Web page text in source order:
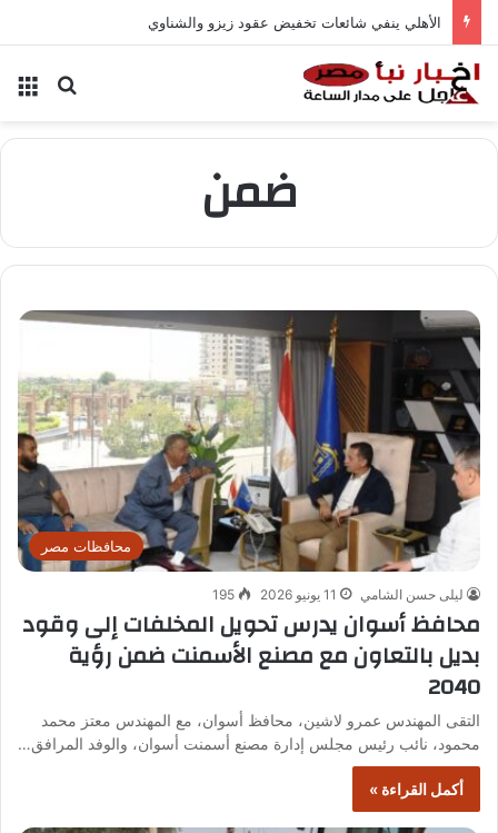
الأهلي ينفي شائعات تخفيض عقود زيزو والشناوي
بحث
ضمن
محافظات مصر
ليلى حسن الشامي 11 يونيو 2026 195
محافظ أسوان يدرس تحويل المخلفات إلى وقود
بديل بالتعاون مع مصنع الأسمنت ضمن رؤية
2040
التقى المهندس عمرو لاشين، محافظ أسوان، مع المهندس معتز محمد
محمود، نائب رئيس مجلس إدارة مصنع أسمنت أسوان، والوفد المرافق…
أكمل القراءة »